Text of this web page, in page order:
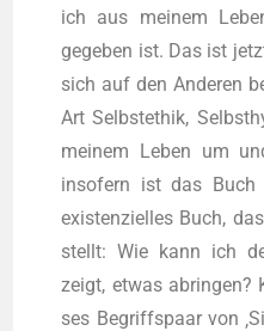
ich aus mei­nem
gege­ben ist. Das ist
sich auf den Ande­ren
Art Selbst­ethik,
mei­nem Leben um
inso­fern ist das
exis­ten­zi­el­les Buch,
stellt: Wie kann ich
zeigt, etwas
ses Begriffs­paar von